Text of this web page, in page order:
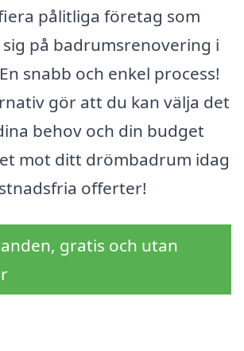
pålitliga företag som
på badrumsrenovering i
snabb och enkel process!
gör att du kan välja det
behov och din budget
mot ditt drömbadrum idag
offerter!
gratis och utan